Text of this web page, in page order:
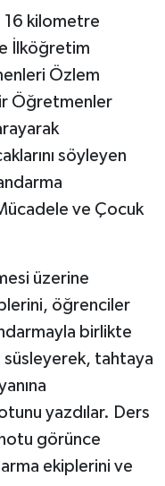
16 kilometre
İlköğretim
Özlem
Öğretmenler
söyleyen
ve Çocuk
üzerine
öğrenciler
birlikte
süsleyerek, tahtaya
yazdılar. Ders
görünce
ekiplerini ve